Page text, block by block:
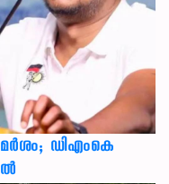
ഡിഎംകെ